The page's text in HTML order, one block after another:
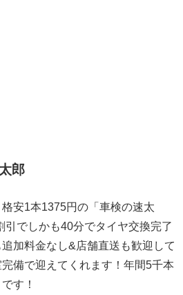
郎
安1本1375円の「車検の速太
引でしかも40分でタイヤ交換完了
加料金なし&店舗直送も歓迎して
備で迎えてくれます！年間5千本
す！